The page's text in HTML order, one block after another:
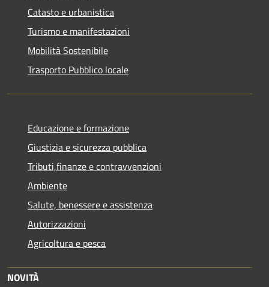
Catasto e urbanistica
Turismo e manifestazioni
Mobilità Sostenibile
Trasporto Pubblico locale
Educazione e formazione
Giustizia e sicurezza pubblica
Tributi,finanze e contravvenzioni
Ambiente
Salute, benessere e assistenza
Autorizzazioni
Agricoltura e pesca
NOVITÀ